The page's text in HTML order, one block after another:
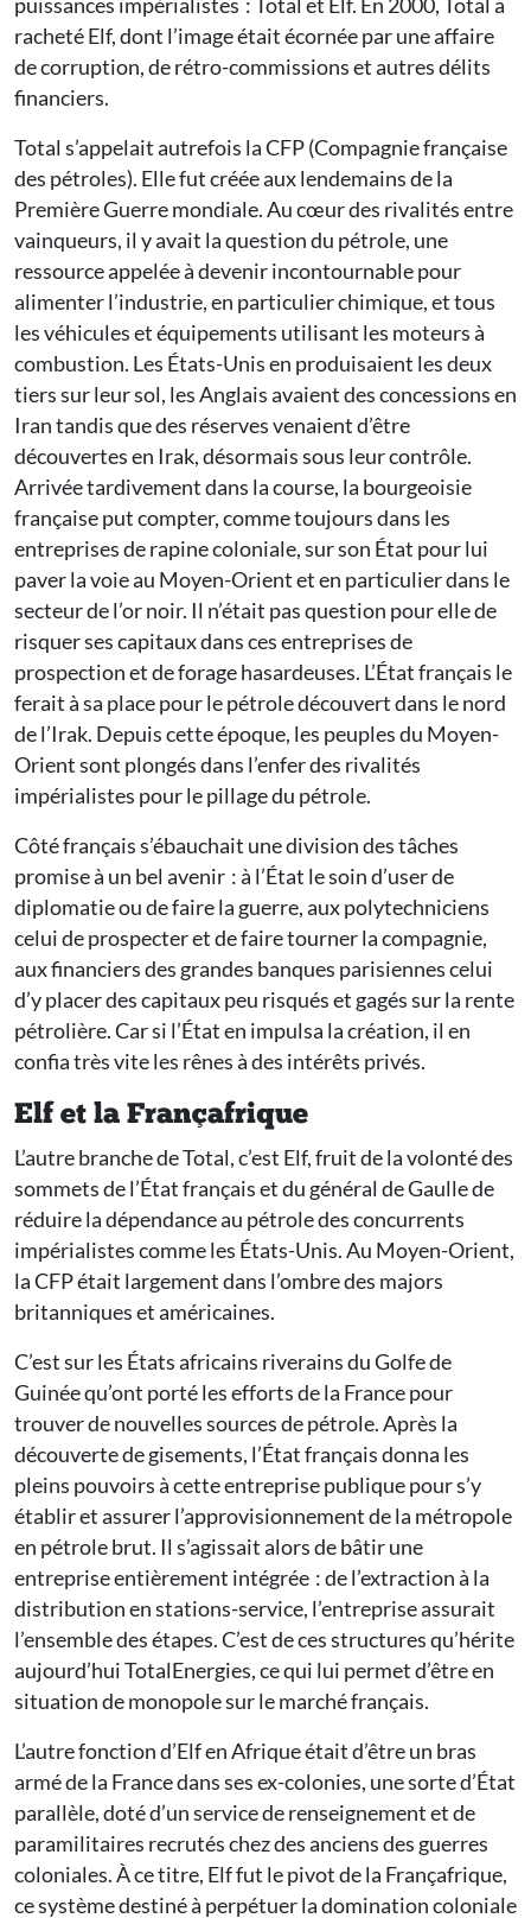
racheté Elf, dont l’image était écornée par une affaire
de corruption, de rétro-commissions et autres délits
financiers.
Total s’appelait autrefois la CFP (Compagnie française
des pétroles). Elle fut créée aux lendemains de la
Première Guerre mondiale. Au cœur des rivalités entre
vainqueurs, il y avait la question du pétrole, une
ressource appelée à devenir incontournable pour
alimenter l’industrie, en particulier chimique, et tous
les véhicules et équipements utilisant les moteurs à
combustion. Les États-Unis en produisaient les deux
tiers sur leur sol, les Anglais avaient des concessions en
Iran tandis que des réserves venaient d’être
découvertes en Irak, désormais sous leur contrôle.
Arrivée tardivement dans la course, la bourgeoisie
française put compter, comme toujours dans les
entreprises de rapine coloniale, sur son État pour lui
paver la voie au Moyen-Orient et en particulier dans le
secteur de l’or noir. Il n’était pas question pour elle de
risquer ses capitaux dans ces entreprises de
prospection et de forage hasardeuses. L’État français le
ferait à sa place pour le pétrole découvert dans le nord
de l’Irak. Depuis cette époque, les peuples du Moyen-
Orient sont plongés dans l’enfer des rivalités
impérialistes pour le pillage du pétrole.
Côté français s’ébauchait une division des tâches
promise à un bel avenir : à l’État le soin d’user de
diplomatie ou de faire la guerre, aux polytechniciens
celui de prospecter et de faire tourner la compagnie,
aux financiers des grandes banques parisiennes celui
d’y placer des capitaux peu risqués et gagés sur la rente
pétrolière. Car si l’État en impulsa la création, il en
confia très vite les rênes à des intérêts privés.
Elf et la Françafrique
L’autre branche de Total, c’est Elf, fruit de la volonté des
sommets de l’État français et du général de Gaulle de
réduire la dépendance au pétrole des concurrents
impérialistes comme les États-Unis. Au Moyen-Orient,
la CFP était largement dans l’ombre des majors
britanniques et américaines.
C’est sur les États africains riverains du Golfe de
Guinée qu’ont porté les efforts de la France pour
trouver de nouvelles sources de pétrole. Après la
découverte de gisements, l’État français donna les
pleins pouvoirs à cette entreprise publique pour s’y
établir et assurer l’approvisionnement de la métropole
en pétrole brut. Il s’agissait alors de bâtir une
entreprise entièrement intégrée : de l’extraction à la
distribution en stations-service, l’entreprise assurait
l’ensemble des étapes. C’est de ces structures qu’hérite
aujourd’hui TotalEnergies, ce qui lui permet d’être en
situation de monopole sur le marché français.
L’autre fonction d’Elf en Afrique était d’être un bras
armé de la France dans ses ex-colonies, une sorte d’État
parallèle, doté d’un service de renseignement et de
paramilitaires recrutés chez des anciens des guerres
coloniales. À ce titre, Elf fut le pivot de la Françafrique,
ce système destiné à perpétuer la domination coloniale